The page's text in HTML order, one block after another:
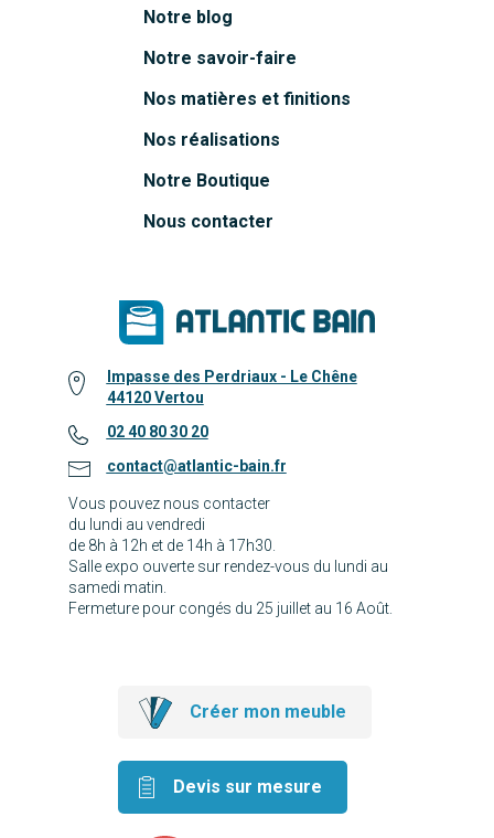
Notre blog
Notre savoir-faire
Nos matières et finitions
Nos réalisations
Notre Boutique
Nous contacter
Impasse des Perdriaux - Le Chêne
44120 Vertou
02 40 80 30 20
contact@atlantic-bain.fr
Vous pouvez nous contacter
du lundi au vendredi
de 8h à 12h et de 14h à 17h30.
Salle expo ouverte sur rendez-vous du lundi au
samedi matin.
Fermeture pour congés du 25 juillet au 16 Août.
Créer mon meuble
Devis sur mesure